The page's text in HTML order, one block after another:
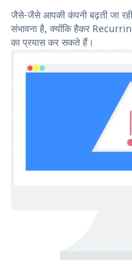
जैसे-जैसे आपकी कंपनी बढ़ती जा
संभावना है, क्योंकि हैकर
का प्रयास कर सकते हैं।